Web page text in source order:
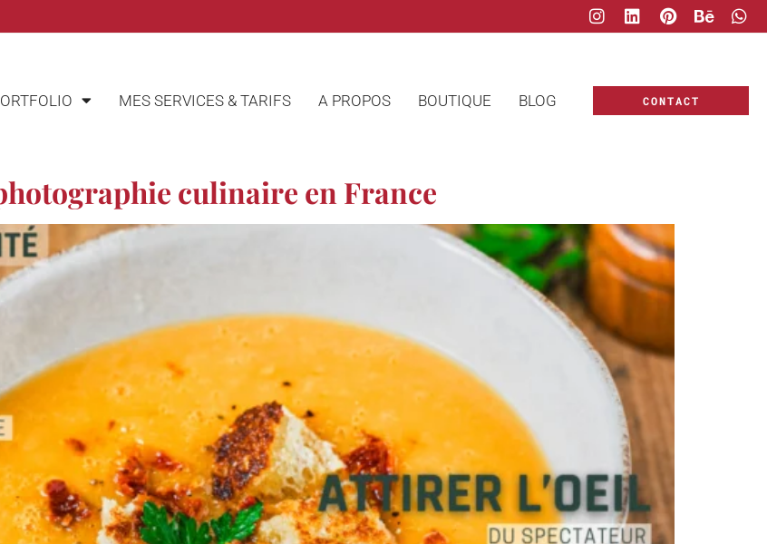
MES SERVICES & TARIFS A PROPOS BOUTIQUE BLOG CONTACT
culinaire en France